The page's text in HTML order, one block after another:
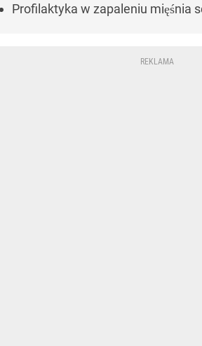
Profilaktyka w zapaleniu mięśnia